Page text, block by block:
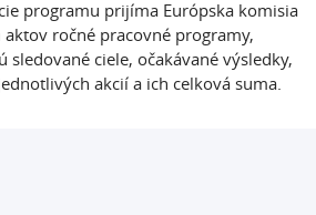
programu prijíma Európska komisia
ročné pracovné programy,
sledované ciele, očakávané výsledky,
akcií a ich celková suma.